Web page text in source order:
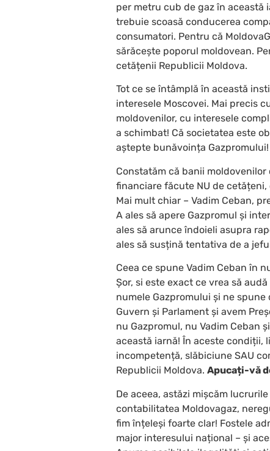
per metru cub de gaz în această
trebuie scoasă conducerea
consumatori. Pentru că
sărăcește poporul moldovean.
cetățenii Republicii Moldova.
Tot ce se întâmplă în această
interesele Moscovei. Mai precis
moldovenilor, cu interesele
a schimbat! Că societatea este
aștepte bunăvoința Gazpromului!
Constatăm că banii
financiare făcute NU de
Mai mult chiar – Vadim Ceban,
A ales să apere Gazpromul și
ales să arunce îndoieli asupra
ales să susțină tentativa de a
Ceea ce spune Vadim Ceban în
Șor, si este exact ce vrea să
numele Gazpromului și ne
Guvern și Parlament și avem
nu Gazpromul, nu Vadim Ceban
această iarnă! În aceste condiții,
incompetență, slăbiciune SAU
Republicii Moldova.Apucați-vă
De aceea, astăzi mișcăm
contabilitatea Moldovagaz,
fim înțeleși foarte clar! Fostele
major interesului național – și